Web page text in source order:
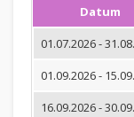
Datum
01.07.2026 -
01.09.2026 -
16.09.2026 -